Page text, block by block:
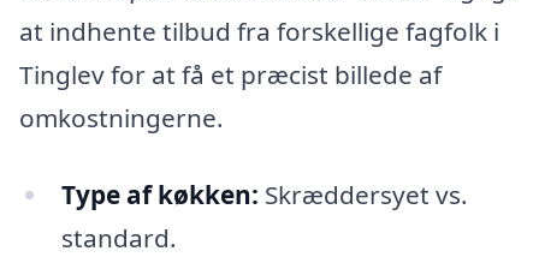
at indhente tilbud fra forskellige fagfolk i
Tinglev for at få et præcist billede af
omkostningerne.
Type af køkken: Skræddersyet vs.
standard.